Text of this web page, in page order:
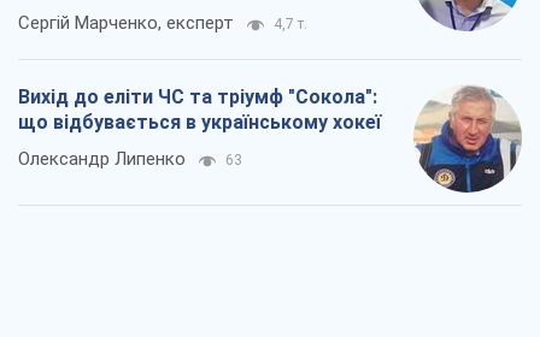
Сергій Марченко, експерт 4,7 т.
Вихід до еліти ЧС та тріумф "Сокола":
що відбувається в українському хокеї
Олександр Липенко 63